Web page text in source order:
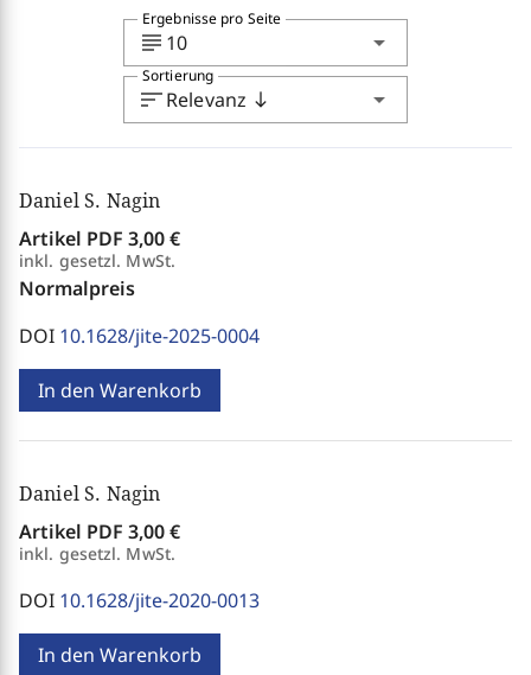
subject 10 arrow_drop_down
Ergebnisse pro Seite
sortRelevanz south arrow_drop_down
Sortierung
Daniel S. Nagin
Artikel PDF 3,00 €
inkl. gesetzl. MwSt.
Normalpreis
DOI 10.1628/jite-2025-0004
In den Warenkorb
Daniel S. Nagin
Artikel PDF 3,00 €
inkl. gesetzl. MwSt.
DOI 10.1628/jite-2020-0013
In den Warenkorb